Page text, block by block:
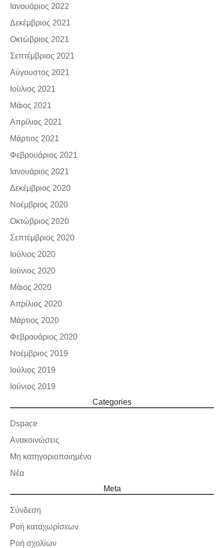
Ιανουάριος 2022
Δεκέμβριος 2021
Οκτώβριος 2021
Σεπτέμβριος 2021
Αύγουστος 2021
Ιούλιος 2021
Μάιος 2021
Απρίλιος 2021
Μάρτιος 2021
Φεβρουάριος 2021
Ιανουάριος 2021
Δεκέμβριος 2020
Νοέμβριος 2020
Οκτώβριος 2020
Σεπτέμβριος 2020
Ιούλιος 2020
Ιούνιος 2020
Μάιος 2020
Απρίλιος 2020
Μάρτιος 2020
Φεβρουάριος 2020
Νοέμβριος 2019
Ιούλιος 2019
Ιούνιος 2019
Categories
Dspace
Ανακοινώσεις
Μη κατηγοριοποιημένο
Νέα
Meta
Σύνδεση
Ροή καταχωρίσεων
Ροή σχολίων